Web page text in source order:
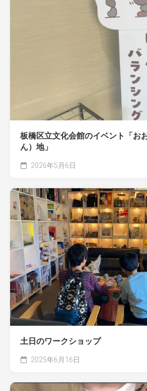
板橋区立文化会館のイベント「お
ん）地」
2026年5月6日
土日のワークショップ
2025年6月16日